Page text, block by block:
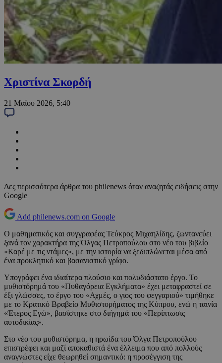
Χριστίνα Σκορδή
21 Μαΐου 2026, 5:40
Δες περισσότερα άρθρα του philenews όταν αναζητάς ειδήσεις στην
Google
Add philenews.com on Google
Ο μαθηματικός και συγγραφέας Τεύκρος Μιχαηλίδης, ζωντανεύει
ξανά τον χαρακτήρα της Όλγας Πετροπούλου στο νέο του βιβλίο
«Καρέ με τις ντάμες», με την ιστορία να ξεδιπλώνεται μέσα από
ένα προκλητικό και βασανιστικό γρίφο.
Υπογράφει ένα ιδιαίτερα πλούσιο και πολυδιάστατο έργο. Το
μυθιστόρημά του «Πυθαγόρεια Εγκλήματα» έχει μεταφραστεί σε
έξι γλώσσες, το έργο του «Αχμές, ο γιος του φεγγαριού» τιμήθηκε
με το Κρατικό Βραβείο Μυθιστορήματος της Κύπρου, ενώ η ταινία
«Έτερος Εγώ», βασίστηκε στο διήγημά του «Περίπτωσις
αυτοδικίας».
Στο νέο του μυθιστόρημα, η ηρωίδα του Όλγα Πετροπούλου
επιστρέφει και μαζί αποκαθιστά ένα έλλειμα που από πολλούς
αναγνώστες είχε θεωρηθεί σημαντικό: η προσέγγιση της